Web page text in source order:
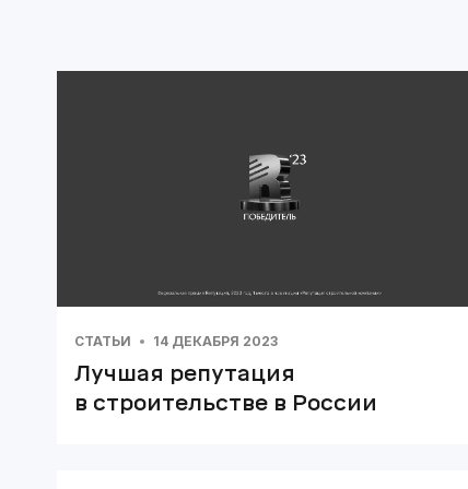
СТАТЬИ 14 ДЕКАБРЯ 2023
Лучшая репутация
в строительстве в России